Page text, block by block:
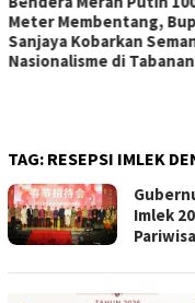
Komisi I DPRD Bali
Tak Ada Indikasi
Penyalahgunaan Barang
TAG: RESEPSI IMLEK
Imlek